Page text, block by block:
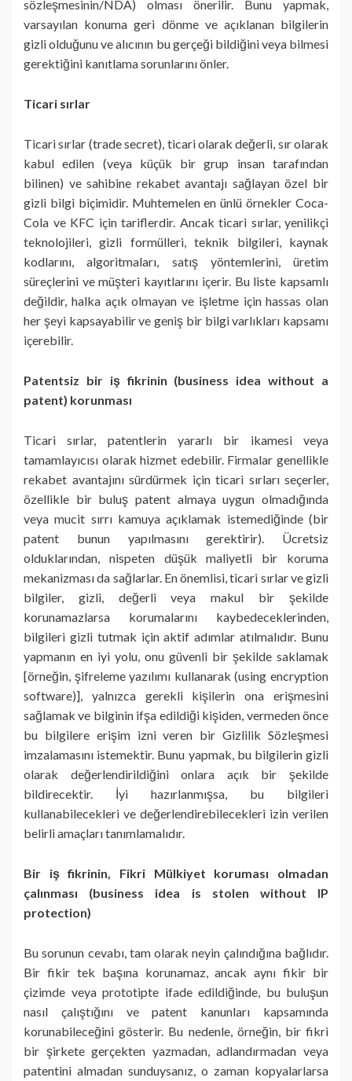
sözleşmesinin/NDA) olması önerilir. Bunu yapmak,
varsayılan konuma geri dönme ve açıklanan bilgilerin
gizli olduğunu ve alıcının bu gerçeği bildiğini veya bilmesi
gerektiğini kanıtlama sorunlarını önler.
Ticari sırlar
Ticari sırlar (trade secret), ticari olarak değerli, sır olarak
kabul edilen (veya küçük bir grup insan tarafından
bilinen) ve sahibine rekabet avantajı sağlayan özel bir
gizli bilgi biçimidir. Muhtemelen en ünlü örnekler Coca-
Cola ve KFC için tariflerdir. Ancak ticari sırlar, yenilikçi
teknolojileri, gizli formülleri, teknik bilgileri, kaynak
kodlarını, algoritmaları, satış yöntemlerini, üretim
süreçlerini ve müşteri kayıtlarını içerir. Bu liste kapsamlı
değildir, halka açık olmayan ve işletme için hassas olan
her şeyi kapsayabilir ve geniş bir bilgi varlıkları kapsamı
içerebilir.
Patentsiz bir iş fikrinin (business idea without a
patent) korunması
Ticari sırlar, patentlerin yararlı bir ikamesi veya
tamamlayıcısı olarak hizmet edebilir. Firmalar genellikle
rekabet avantajını sürdürmek için ticari sırları seçerler,
özellikle bir buluş patent almaya uygun olmadığında
veya mucit sırrı kamuya açıklamak istemediğinde (bir
patent bunun yapılmasını gerektirir). Ücretsiz
olduklarından, nispeten düşük maliyetli bir koruma
mekanizması da sağlarlar. En önemlisi, ticari sırlar ve gizli
bilgiler, gizli, değerli veya makul bir şekilde
korunamazlarsa korumalarını kaybedeceklerinden,
bilgileri gizli tutmak için aktif adımlar atılmalıdır. Bunu
yapmanın en iyi yolu, onu güvenli bir şekilde saklamak
[örneğin, şifreleme yazılımı kullanarak (using encryption
software)], yalnızca gerekli kişilerin ona erişmesini
sağlamak ve bilginin ifşa edildiği kişiden, vermeden önce
bu bilgilere erişim izni veren bir Gizlilik Sözleşmesi
imzalamasını istemektir. Bunu yapmak, bu bilgilerin gizli
olarak değerlendirildiğini onlara açık bir şekilde
bildirecektir. İyi hazırlanmışsa, bu bilgileri
kullanabilecekleri ve değerlendirebilecekleri izin verilen
belirli amaçları tanımlamalıdır.
Bir iş fikrinin, Fikri Mülkiyet koruması olmadan
çalınması (business idea is stolen without IP
protection)
Bu sorunun cevabı, tam olarak neyin çalındığına bağlıdır.
Bir fikir tek başına korunamaz, ancak aynı fikir bir
çizimde veya prototipte ifade edildiğinde, bu buluşun
nasıl çalıştığını ve patent kanunları kapsamında
korunabileceğini gösterir. Bu nedenle, örneğin, bir fikri
bir şirkete gerçekten yazmadan, adlandırmadan veya
patentini almadan sunduysanız, o zaman kopyalarlarsa